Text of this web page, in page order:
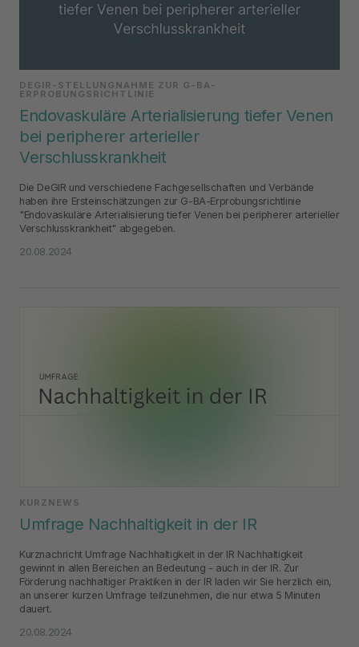
DEGIR-STELLUNGNAHME ZUR G-BA-
ERPROBUNGSRICHTLINIE
Endovaskuläre Arterialisierung tiefer Venen
bei peripherer arterieller
Verschlusskrankheit
Die DeGIR und verschiedene Fachgesellschaften und Verbände
haben ihre Ersteinschätzungen zur G-BA-Erprobungsrichtlinie
"Endovaskuläre Arterialisierung tiefer Venen bei peripherer arterieller
Verschlusskrankheit" abgegeben.
20.08.2024
KURZNEWS
Umfrage Nachhaltigkeit in der IR
Kurznachricht Umfrage Nachhaltigkeit in der IR Nachhaltigkeit
gewinnt in allen Bereichen an Bedeutung - auch in der IR. Zur
Förderung nachhaltiger Praktiken in der IR laden wir Sie herzlich ein,
an unserer kurzen Umfrage teilzunehmen, die nur etwa 5 Minuten
dauert.
20.08.2024